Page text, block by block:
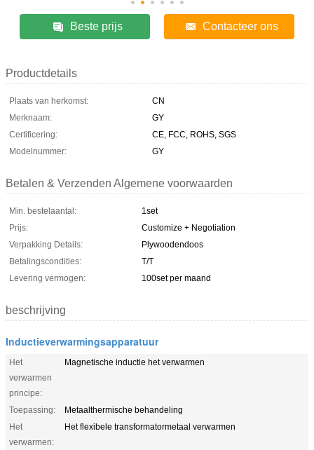
Beste prijs Contacteer ons
Productdetails
Plaats van herkomst:
CN
Merknaam:
GY
Certificering:
CE, FCC, ROHS, SGS
Modelnummer:
GY
Betalen & Verzenden Algemene voorwaarden
Min. bestelaantal:
1set
Prijs:
Customize + Negotiation
Verpakking Details:
Plywoodendoos
Betalingscondities:
T/T
Levering vermogen:
100set per maand
beschrijving
Inductieverwarmingsapparatuur
Het
verwarmen
principe:
Magnetische inductie het verwarmen
Toepassing:
Metaalthermische behandeling
Het
verwarmen:
Het flexibele transformatormetaal verwarmen